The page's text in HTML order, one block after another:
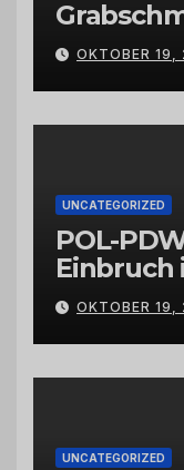
OKTOBER 19,
UNCATEGORIZED
POL-
Einbruch
Wittlich
OKTOBER 19,
UNCATEGORIZED